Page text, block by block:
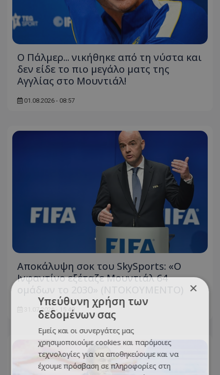
Ο Πάλμερ... νικήθηκε από τη νύστα και
δεν είδε το πιο μεγάλο ματς της
Αγγλίας στο Μουντιάλ!
01.08.2026 - 08:57
Αποκάλυψη σοκ του SkySports: «O
Ινφαντίνο εξέταζε Μουντιάλ 64
31.07.2026 - 15:40
×
Υπεύθυνη χρήση των
δεδομένων σας
Εμείς και οι συνεργάτες μας
χρησιμοποιούμε cookies και παρόμοιες
τεχνολογίες για να αποθηκεύουμε και να
έχουμε πρόσβαση σε πληροφορίες στη